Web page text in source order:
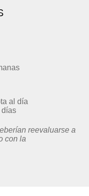
al día
días
reevaluarse a
con la